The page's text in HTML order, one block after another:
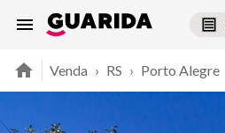
Venda › RS › Porto Alegre